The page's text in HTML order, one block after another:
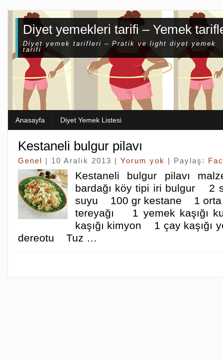
Diyet yemekleri tarifi – Yemek
Diyet yemek tarifleri – Pratik ve light diyet yemek
tarifi
Anasayfa Diyet Yemek Listesi
Kestaneli bulgur pilavı
Genel | 10 Aralık 2013 | Yorum yok | Paylaş:
Kestaneli bulgur pilavı
bardağı köy tipi iri bulgur 2
suyu 100 gr kestane 1
tereyağı 1 yemek kaşığı
kaşığı kimyon 1 çay
dereotu Tuz …